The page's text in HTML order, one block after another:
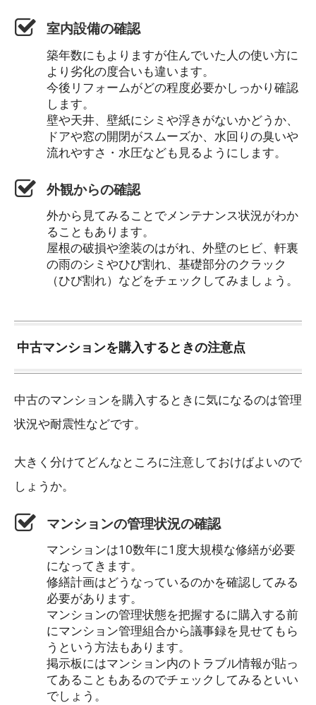
室内設備の確認
築年数にもよりますが住んでいた人の使い方に
より劣化の度合いも違います。
今後リフォームがどの程度必要かしっかり確認
します。
壁や天井、壁紙にシミや浮きがないかどうか、
ドアや窓の開閉がスムーズか、水回りの臭いや
流れやすさ・水圧なども見るようにします。
外観からの確認
外から見てみることでメンテナンス状況がわか
ることもあります。
屋根の破損や塗装のはがれ、外壁のヒビ、軒裏
の雨のシミやひび割れ、基礎部分のクラック
（ひび割れ）などをチェックしてみましょう。
中古マンションを購入するときの注意点
中古のマンションを購入するときに気になるのは管理
状況や耐震性などです。
大きく分けてどんなところに注意しておけばよいので
しょうか。
マンションの管理状況の確認
マンションは10数年に1度大規模な修繕が必要
になってきます。
修繕計画はどうなっているのかを確認してみる
必要があります。
マンションの管理状態を把握するに購入する前
にマンション管理組合から議事録を見せてもら
うという方法もあります。
掲示板にはマンション内のトラブル情報が貼っ
てあることもあるのでチェックしてみるといい
でしょう。